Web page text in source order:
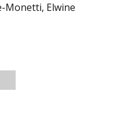
Monetti, Elwine